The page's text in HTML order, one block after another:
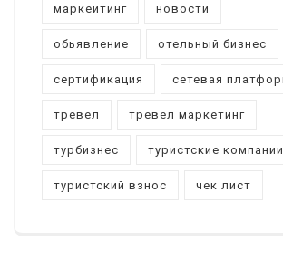
маркейтинг новости
обьявление отельный бизнес
сертификация сетевая
тревел тревел маркетинг
турбизнес туристские компании
туристский взнос чек лист